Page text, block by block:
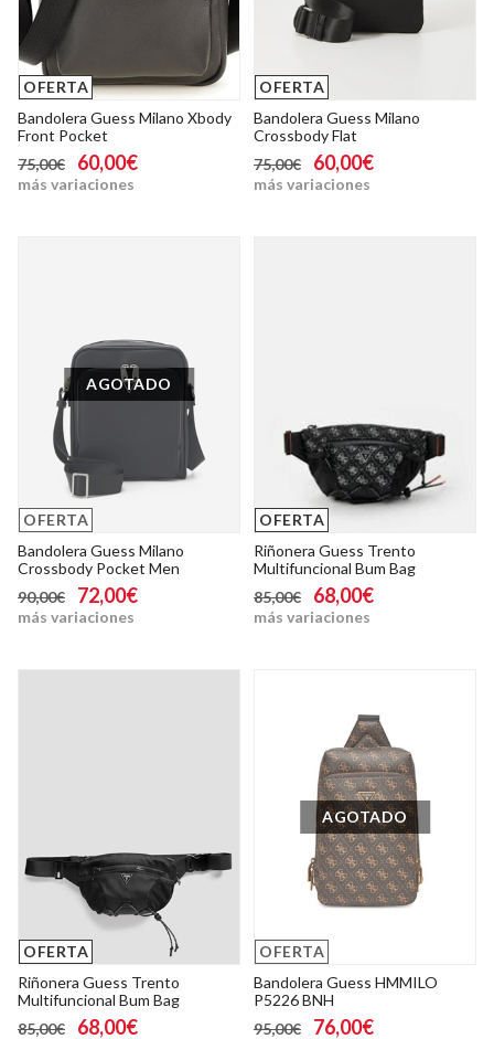
OFERTA
Bandolera Guess Milano Xbody
Front Pocket
75,00€
60,00€
más variaciones
OFERTA
Bandolera Guess Milano
Crossbody Flat
75,00€
60,00€
más variaciones
OFERTA
AGOTADO
Bandolera Guess Milano
Crossbody Pocket Men
90,00€
72,00€
más variaciones
OFERTA
Riñonera Guess Trento
Multifuncional Bum Bag
85,00€
68,00€
más variaciones
OFERTA
Riñonera Guess Trento
Multifuncional Bum Bag
85,00€
68,00€
OFERTA
AGOTADO
Bandolera Guess HMMILO
P5226 BNH
95,00€
76,00€